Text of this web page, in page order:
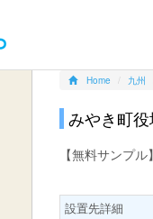
Home 九州
みやき町
【無料サンプル】
設置先詳細